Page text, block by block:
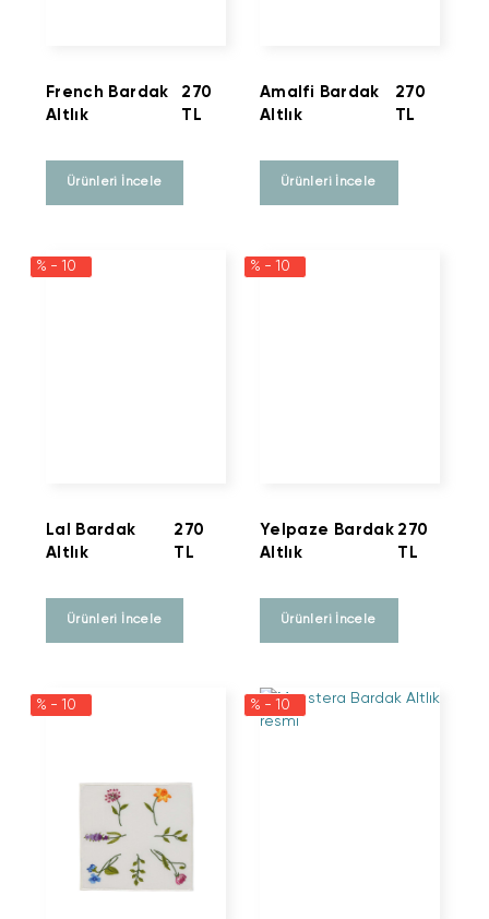
French Bardak
Altlık
270
TL
Ürünleri İncele
Amalfi Bardak
Altlık
270
TL
Ürünleri İncele
% - 10
Lal Bardak
Altlık
270
TL
Ürünleri İncele
% - 10
Yelpaze Bardak
Altlık
270
TL
Ürünleri İncele
% - 10 % - 10